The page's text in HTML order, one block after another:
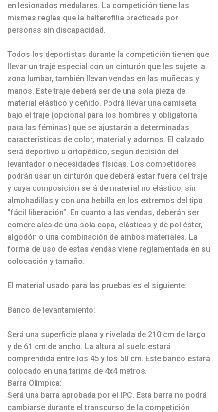
en lesionados medulares. La competición tiene las
mismas reglas que la halterofilia practicada por
personas sin discapacidad.
Todos los deportistas durante la competición tienen que
llevar un traje especial con un cinturón que les sujete la
zona lumbar, también llevan vendas en las muñecas y
manos. Este traje deberá ser de una sola pieza de
material elástico y ceñido. Podrá llevar una camiseta
bajo el traje (opcional para los hombres y obligatoria
para las féminas) que se ajustarán a determinadas
características de color, material y adornos. El calzado
será deportivo u ortopédico, según decisión del
levantador o necesidades físicas. Los competidores
podrán usar un cinturón que deberá estar fuera del traje
y cuya composición será de material no elástico, sin
almohadillas y con una hebilla en los extremos del tipo
“fácil liberación”. En cuanto a las vendas, deberán ser
comerciales de una sola capa, elásticas y de poliéster,
algodón o una combinación de ambos materiales. La
forma de uso de estas vendas viene reglamentada en su
colocación y tamaño.
El material usado para las pruebas es el siguiente:
Banco de levantamiento:
Será una superficie plana y nivelada de 210 cm de largo
y de 61 cm de ancho. La altura al suelo estará
comprendida entre los 45 y los 50 cm. Este banco estará
colocado en una tarima de 4x4 metros.
Barra Olímpica:
Será una barra aprobada por el IPC. Esta barra no podrá
cambiarse durante el transcurso de la competición